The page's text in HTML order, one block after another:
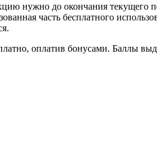
нужно до окончания текущего
часть бесплатного
оплатив бонусами. Баллы